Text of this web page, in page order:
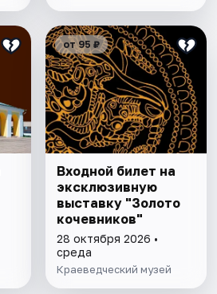
от 95 ₽
Входной билет на
эксклюзивную
выставку "Золото
кочевников"
28 октября 2026 •
среда
Краеведческий музей